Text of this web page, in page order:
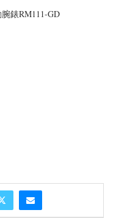
錶RM111-GD